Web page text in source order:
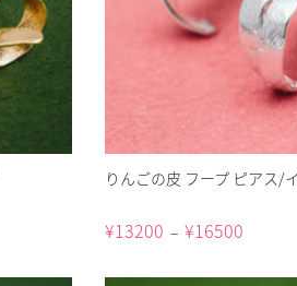
りんごの皮 フープ ピアス/
¥13200 – ¥16500